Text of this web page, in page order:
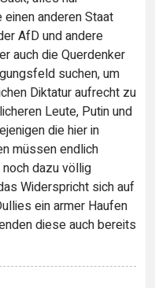
anderen Staat
AfD und andere
auch die Querdenker
suchen, um
Diktatur aufrecht zu
Leute, Putin und
die hier in
müssen endlich
dazu völlig
Widerspricht sich auf
ein armer Haufen
diese auch bereits